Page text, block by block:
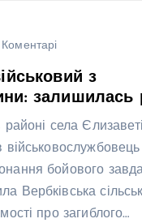
з
залишилась
районі села
бойового
Вербківська
про загиблого…